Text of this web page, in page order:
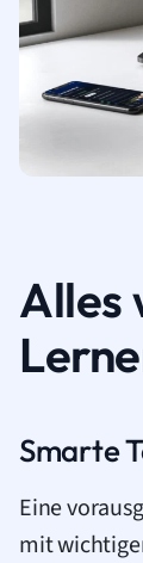
Alles
Smarte
Eine
mit